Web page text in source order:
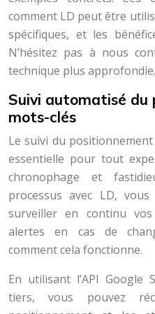
comment LD peut être
spécifiques, et les
N’hésitez pas à nous
technique plus approfondie.
Suivi automatisé du
mots-clés
Le suivi du
essentielle pour tout
chronophage et
processus avec LD,
surveiller en continu
alertes en cas de
comment cela fonctionne.
En utilisant l’API Google
tiers, vous pouvez